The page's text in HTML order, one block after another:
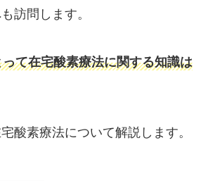
訪問します。
て在宅酸素療法に関する知識は
酸素療法について解説します。